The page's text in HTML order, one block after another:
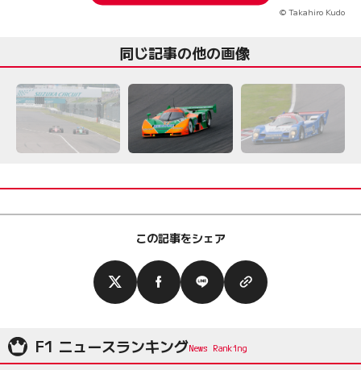
© Takahiro Kudo
同じ記事の他の画像
この記事をシェア
F1 ニュースランキング